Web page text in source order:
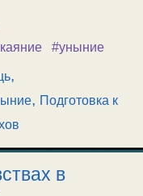
#уныние
,
, Подготовка к
в